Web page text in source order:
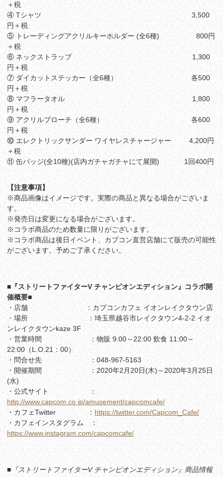
＋税
④ Tシャツ 3,500
円＋税
⑤ トレーディングアクリルキーホルダー (全6種) 800円
＋税
⑥ ネックストラップ 1,300
円＋税
⑦ ダイカットステッカー（全6種） 各500
円＋税
⑧ マフラータオル 1,800
円＋税
⑨ アクリルブローチ（全6種） 各600
円＋税
⑩ エレクトリックサンダー ワイヤレスチャージャー 4,200円
＋税
⑪ 缶バッジ(全10種)(店内ガチャガチャにて展開) 1回400円
【注意事項】
※商品画像はイメージです。実際の商品と異なる場合がございま
す。
※発売日は変更になる場合がございます。
※コラボ商品のため数量に限りがございます。
※コラボ商品は後日イベント、カプコン直営店舗にて販売の可能性
がございます。予めご了承ください。
■『ストリートファイターV チャンピオンエディション』コラボ開
催概要■
・店舗 ：カプコンカフェ イオンレイクタウン店
・場所 ：埼玉県越谷市レイクタウン4-2-2 イオ
ンレイクタウンkaze 3F
・営業時間 ：物販 9:00～22:00 飲食 11:00～
22:00（L.O.21：00）
・問合せ先 ：048-967-5163
・開催期間 ：2020年2月20日(木)～2020年3月25日
(水)
・公式サイト ：
http://www.capcom.co.jp/amusement/capcomcafe/
・カフェTwitter ：https://twitter.com/Capcom_Cafe/
・カフェインスタグラム ：
https://www.instagram.com/capcomcafe/
■『ストリートファイターV チャンピオンエディション』商品情報